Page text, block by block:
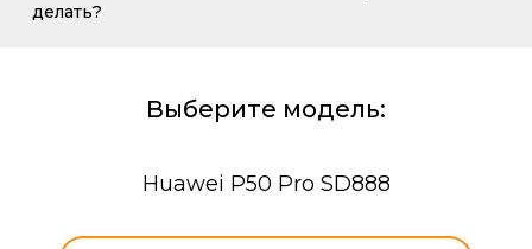
делать?
Выберите модель:
Huawei P50 Pro SD888